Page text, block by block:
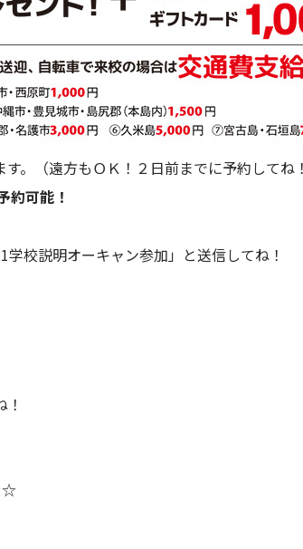
。（遠方もＯＫ！２日前までに予約してね
約可能！
校説明オーキャン参加」と送信してね！
☆